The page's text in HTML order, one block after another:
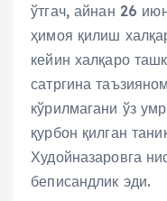
r
ўтгач, айнан 26
ҳимоя қилиш
кейин халқаро
сатргина
кўрилмагани ўз
қурбон қилган
Худойназаровга
беписандлик эди.